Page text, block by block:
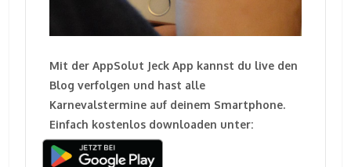
Mit der AppSolut Jeck App kannst du live den
Blog verfolgen und hast alle
Karnevalstermine auf deinem Smartphone.
Einfach kostenlos downloaden unter: